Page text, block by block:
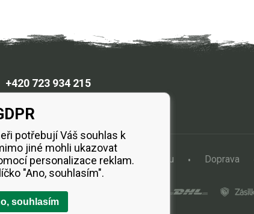
/zahradnístroje
+420 723 934 215
ESSOX Půjčovna vertikutátoru Doprava
potřebují Váš souhlas k
jiné mohli ukazovat
personalizace reklam.
"Ano, souhlasím".
souhlasím